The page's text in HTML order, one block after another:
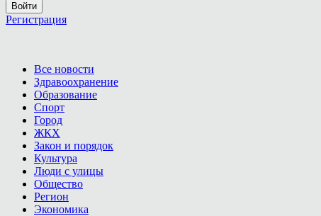
Войти
Регистрация
Все новости
Здравоохранение
Образование
Спорт
Город
ЖКХ
Закон и порядок
Культура
Люди с улицы
Общество
Регион
Экономика